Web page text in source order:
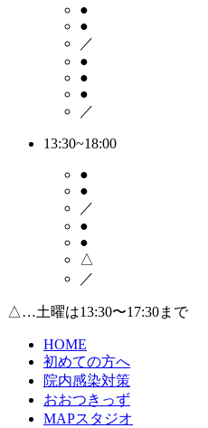
●
●
／
●
●
●
／
13:30~18:00
●
●
／
●
●
△
／
△…土曜は13:30〜17:30まで
HOME
初めての方へ
院内感染対策
おおつきっず
MAPスタジオ